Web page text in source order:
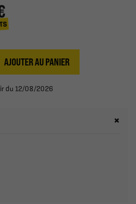
AJOUTER AU PANIER
du 12/08/2026